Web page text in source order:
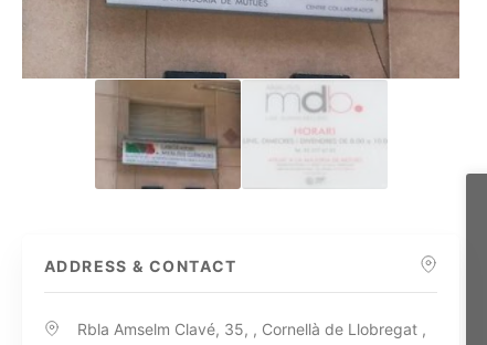
ADDRESS & CONTACT
Rbla Amselm Clavé, 35, , Cornellà de Llobregat ,